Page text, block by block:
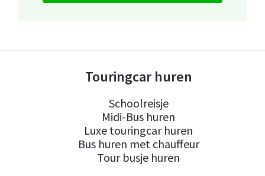
Touringcar huren
Schoolreisje
Midi-Bus huren
Luxe touringcar huren
Bus huren met chauffeur
Tour busje huren